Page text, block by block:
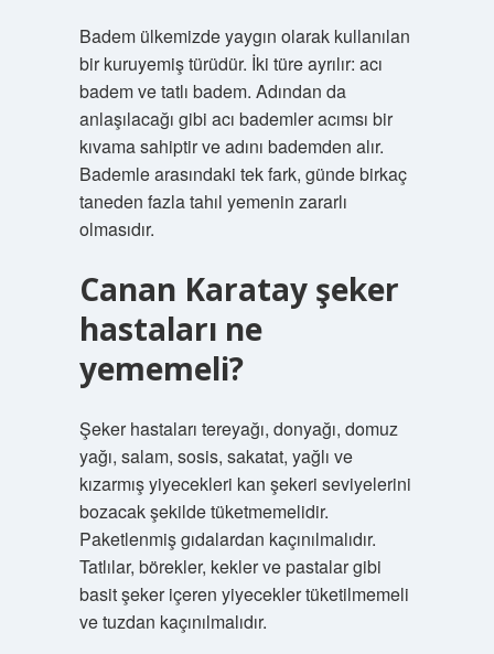
Badem ülkemizde yaygın olarak kullanılan
bir kuruyemiş türüdür. İki türe ayrılır: acı
badem ve tatlı badem. Adından da
anlaşılacağı gibi acı bademler acımsı bir
kıvama sahiptir ve adını bademden alır.
Bademle arasındaki tek fark, günde birkaç
taneden fazla tahıl yemenin zararlı
olmasıdır.
Canan Karatay şeker
hastaları ne
yememeli?
Şeker hastaları tereyağı, donyağı, domuz
yağı, salam, sosis, sakatat, yağlı ve
kızarmış yiyecekleri kan şekeri seviyelerini
bozacak şekilde tüketmemelidir.
Paketlenmiş gıdalardan kaçınılmalıdır.
Tatlılar, börekler, kekler ve pastalar gibi
basit şeker içeren yiyecekler tüketilmemeli
ve tuzdan kaçınılmalıdır.